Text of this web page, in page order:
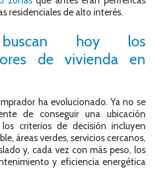
residenciales de alto interés.
hoy los
de vivienda en
ha evolucionado. Ya no se
de conseguir una ubicación
criterios de decisión incluyen
áreas verdes, servicios cercanos,
y, cada vez con más peso, los
y eficiencia energética